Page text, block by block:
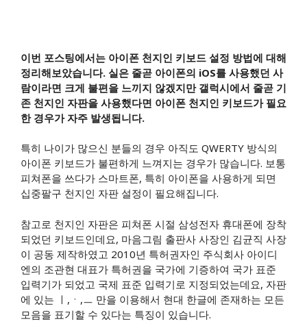
이번 포스팅에서는 아이폰 천지인 키보드 설정 방법에 대해
정리해보았습니다. 실은 줄곧 아이폰의 iOS를 사용했던 사
람이라면 크게 불편을 느끼지 않겠지만 갤럭시에서 줄곧 기
존 천지인 자판을 사용했다면 아이폰 천지인 키보드가 필요
한 경우가 자주 발생됩니다.
특히 나이가 많으신 분들의 경우 아직도 QWERTY 방식의
아이폰 키보드가 불편하게 느껴지는 경우가 많습니다. 보통
피쳐폰을 쓰다가 스마트폰, 특히 아이폰을 사용하게 되면
십중팔구 천지인 자판 설정이 필요해집니다.
참고로 천지인 자판은 피쳐폰 시절 삼성전자 휴대폰에 장착
되었던 키보드인데요, 마음그림 출판사 사장인 김균직 사장
이 공동 제작하였고 2010년 특허권자인 주식회사 아이디
엔의 조관현 대표가 특허권을 국가에 기증하여 국가 표준
입력기가 되었고 국제 표준 입력기로 지정되었는데요, 자판
에 있는 ㅣ,ㆍ,ㅡ 만을 이용해서 현대 한글에 존재하는 모든
모음을 표기할 수 있다는 특징이 있습니다.